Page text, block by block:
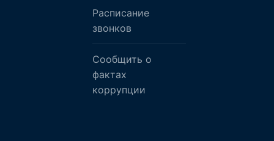
Расписание
звонков
Сообщить о
фактах
коррупции